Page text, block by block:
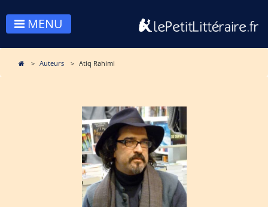
MENU
Auteurs Atiq Rahimi